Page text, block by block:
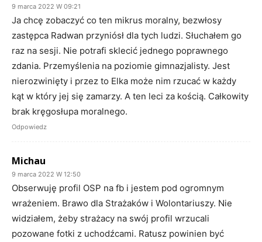
9 marca 2022 W 09:21
Ja chcę zobaczyć co ten mikrus moralny, bezwłosy
zastępca Radwan przyniósł dla tych ludzi. Słuchałem go
raz na sesji. Nie potrafi sklecić jednego poprawnego
zdania. Przemyślenia na poziomie gimnazjalisty. Jest
nierozwinięty i przez to Elka może nim rzucać w każdy
kąt w który jej się zamarzy. A ten leci za kością. Całkowity
brak kręgosłupa moralnego.
Odpowiedz
Michau
9 marca 2022 W 12:50
Obserwuję profil OSP na fb i jestem pod ogromnym
wrażeniem. Brawo dla Strażaków i Wolontariuszy. Nie
widziałem, żeby strażacy na swój profil wrzucali
pozowane fotki z uchodźcami. Ratusz powinien być